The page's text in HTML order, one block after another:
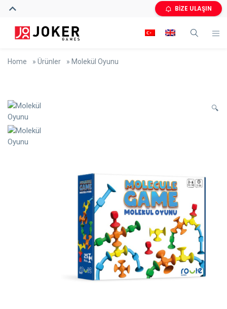
BİZE ULAŞIN
Home » Ürünler » Molekül Oyunu
🔍